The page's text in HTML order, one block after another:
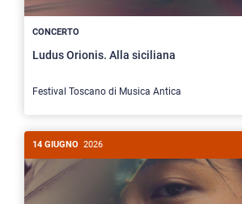
CONCERTO
Ludus Orionis. Alla siciliana
Festival Toscano di Musica Antica
14 GIUGNO 2026